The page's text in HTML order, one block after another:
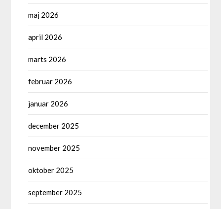
maj 2026
april 2026
marts 2026
februar 2026
januar 2026
december 2025
november 2025
oktober 2025
september 2025